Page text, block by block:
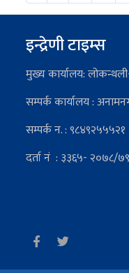
इन्द्रेणी टाइम्स
मुख्य कार्यालय:
सम्पर्क कार्यालय :
सम्पर्क न. : ९८४९२५५५२१
दर्ता नं : ३३६५- २०७८/७९